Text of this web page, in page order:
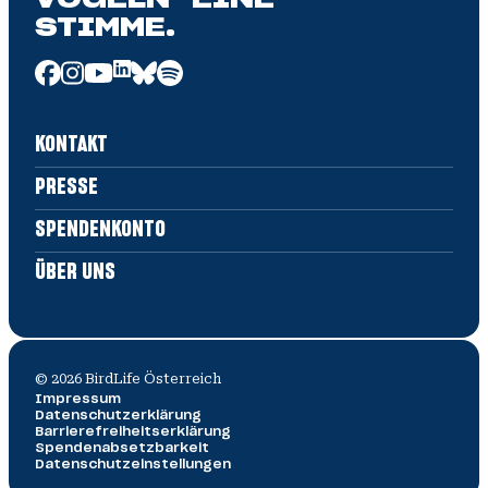
STIMME.
KONTAKT
PRESSE
SPENDENKONTO
ÜBER UNS
© 2026 BirdLife Österreich
Impressum
Datenschutz­erklärung
Barrierefreiheitserklärung
Spendenabsetzbarkeit
Datenschutzeinstellungen